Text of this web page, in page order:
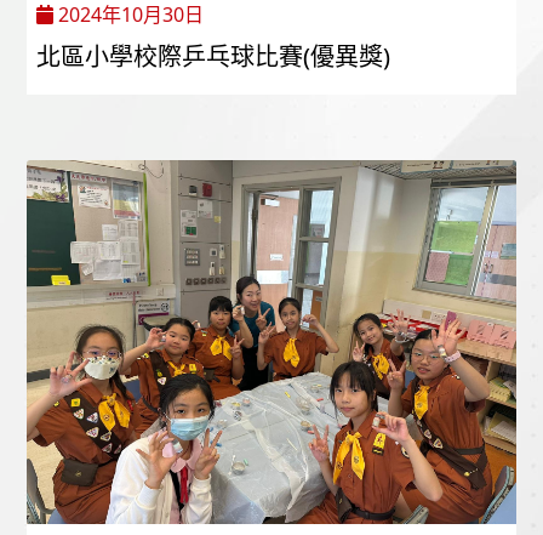
2024年10月30日
北區小學校際乒乓球比賽(優異獎)